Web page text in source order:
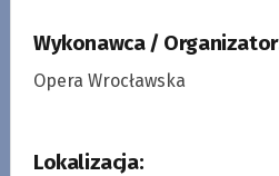
Wykonawca /
Opera Wrocławska
Lokalizacja: